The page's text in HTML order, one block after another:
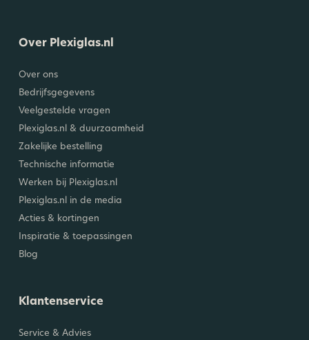
Over Plexiglas.nl
Over ons
Bedrijfsgegevens
Veelgestelde vragen
Plexiglas.nl & duurzaamheid
Zakelijke bestelling
Technische informatie
Werken bij Plexiglas.nl
Plexiglas.nl in de media
Acties & kortingen
Inspiratie & toepassingen
Blog
Klantenservice
Service & Advies